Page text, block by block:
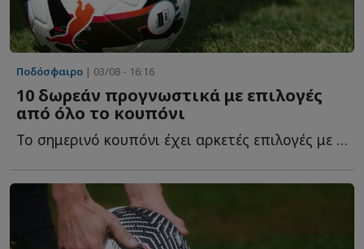
Ποδόσφαιρο | 03/08 - 16:16
10 δωρεάν προγνωστικά με επιλογές
από όλο το κουπόνι
Το σημερινό κουπόνι έχει αρκετές επιλογές με ενδιαφέρον κ...